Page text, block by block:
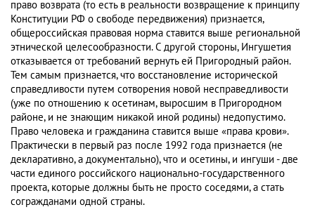
право возврата (то есть в реальности возвращение к принципу
Конституции РФ о свободе передвижения) признается,
общероссийская правовая норма ставится выше региональной
этнической целесообразности. С другой стороны, Ингушетия
отказывается от требований вернуть ей Пригородный район.
Тем самым признается, что восстановление исторической
справедливости путем сотворения новой несправедливости
(уже по отношению к осетинам, выросшим в Пригородном
районе, и не знающим никакой иной родины) недопустимо.
Право человека и гражданина ставится выше «права крови».
Практически в первый раз после 1992 года признается (не
декларативно, а документально), что и осетины, и ингуши - две
части единого российского национально-государственного
проекта, которые должны быть не просто соседями, а стать
согражданами одной страны.